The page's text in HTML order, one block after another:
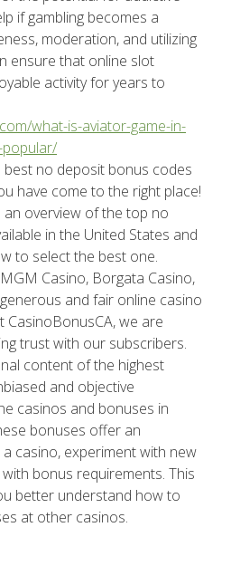
if gambling becomes a
moderation, and utilizing
ensure that online slot
activity for years to
what-is-aviator-game-in-
popular/
no deposit bonus codes
have come to the right place!
an overview of the top no
in the United States and
to select the best one.
Casino, Borgata Casino,
and fair online casino
we are
trust with our subscribers.
content of the highest
and objective
casinos and bonuses in
bonuses offer an
casino, experiment with new
bonus requirements. This
better understand how to
at other casinos.